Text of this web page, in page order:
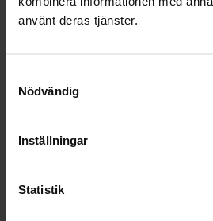
använt deras tjänster.
Nödvändig
Inställningar
Statistik